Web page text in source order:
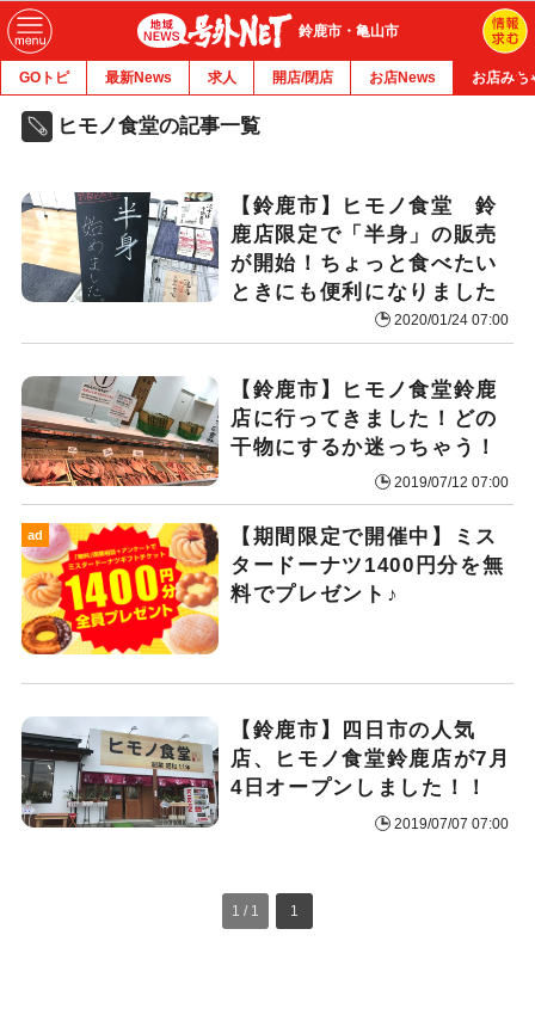
鈴鹿市・亀山市
GOトピ 最新News 求人 開店/閉店 お店News お店みち
ヒモノ食堂の記事一覧
【鈴鹿市】ヒモノ食堂 鈴
鹿店限定で「半身」の販売
が開始！ちょっと食べたい
ときにも便利になりました
2020/01/24 07:00
【鈴鹿市】ヒモノ食堂鈴鹿
店に行ってきました！どの
干物にするか迷っちゃう！
2019/07/12 07:00
ad
【期間限定で開催中】ミス
タードーナツ1400円分を無
料でプレゼント♪
【鈴鹿市】四日市の人気
店、ヒモノ食堂鈴鹿店が7月
4日オープンしました！！
2019/07/07 07:00
1 / 1 1